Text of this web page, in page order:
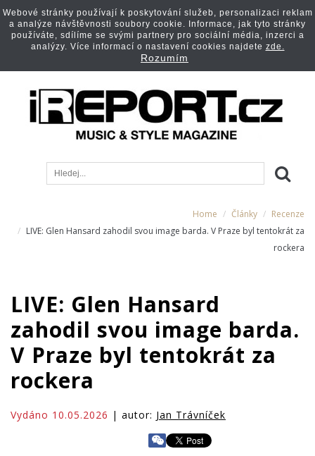
Home Články
Recenze
LIVE: Glen Hansard zahodil svou image barda. V Praze byl tentokrát za
rockera
LIVE: Glen Hansard
zahodil svou image barda.
V Praze byl tentokrát za
rockera
Vydáno 10.05.2026 | autor: Jan Trávníček
Webové stránky používají k poskytování služeb, personalizaci reklam
a analýze návštěvnosti soubory cookie. Informace, jak tyto stránky
používáte, sdílíme se svými partnery pro sociální média, inzerci a
analýzy. Více informací o nastavení cookies najdete zde.
Rozumím